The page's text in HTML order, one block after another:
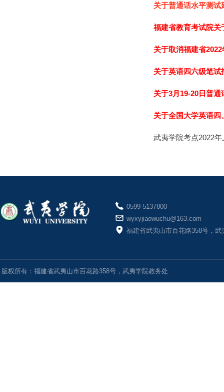
关于普通话水平测试
福建省教育考试院关
关于取消福建省
关于英语四六级笔
关于3月19-20日普
关于全国大学英语四
武夷学院考点2022
0599-5137800
wyxyjiaowuchu@163.com
福建省武夷山市百花路358号，武
版权所有：福建省武夷山市百花路358号，武夷学院教务处